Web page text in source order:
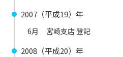
2007（平成19）年
6月 宮崎支店 登記
2008（平成20）年